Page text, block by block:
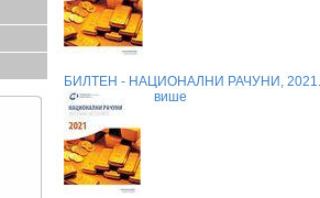
БИЛТЕН - НАЦИОНАЛНИ РАЧУНИ, 2021.
више